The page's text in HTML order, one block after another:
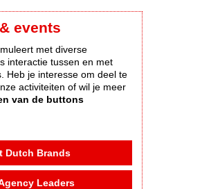
events
met diverse
interactie tussen en met
Heb je interesse om deel te
activiteiten of wil je meer
van de buttons
Dutch Brands
Leaders